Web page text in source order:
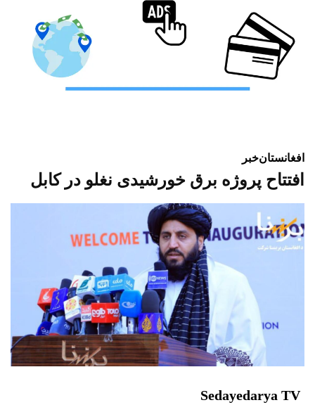
افغانستانخبر
افتتاح پروژه برق خورشیدی نغلو در کابل
Sedayedarya TV